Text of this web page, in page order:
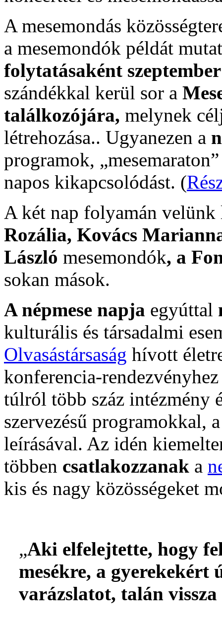
A mesemondás
a mesemondók példát
folytatásaként
szándékkal kerül sor a
találkozójára, melynek
létrehozása.. Ugyanezen a
programok,
napos kikapcsolódást. (
A két nap folyamán
Rozália, Kovács
László mesemondók, a
sokan mások.
A népmese napja egyúttal
kulturális és társadalmi
Olvasástársaság hívott
konferencia-
túlról több száz intézmény
szervezésű programokkal,
leírásával. Az idén
többen csatlakozzanak a
kis és nagy közösségeket
„Aki elfelejtette, hogy
mesékre, a gyerekekért
varázslatot, talán